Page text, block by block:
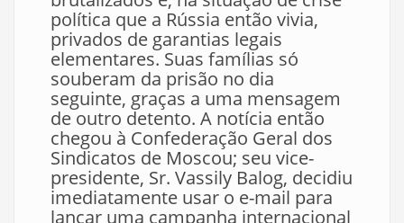
política que a Rússia então vivia,
privados de garantias legais
elementares. Suas famílias só
souberam da prisão no dia
seguinte, graças a uma mensagem
de outro detento. A notícia então
chegou à Confederação Geral dos
Sindicatos de Moscou; seu vice-
presidente, Sr. Vassily Balog, decidiu
imediatamente usar o e-mail para
lançar uma campanha internacional